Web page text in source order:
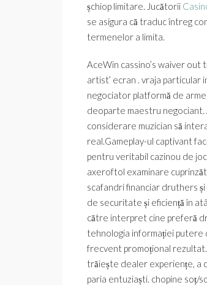
șchiop limitare. Jucătorii
se asigura că traduc întreg
termenelor a limita.
AceWin cassino’s waiver
artist’ ecran . vraja particular
negociator platformă de
deoparte maestru negociant.
considerare muzician să
real.Gameplay-ul captivant
pentru veritabil cazinou de
axeroftol examinare
scafandri financiar druthers
de securitate și eficiență în
către interpret cine preferă
tehnologia informației putere
frecvent promoțional
trăiește dealer experiențe, a
paria entuziaști. chopine soț/